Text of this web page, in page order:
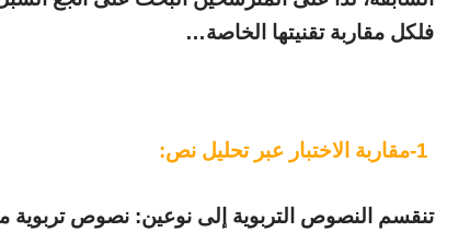
فلكل مقاربة تقنيتها الخاصة…
-1مقاربة الاختبار عبر تحليل نص:
تنقسم النصوص التربوية إلى نوعين: نصوص تربوية